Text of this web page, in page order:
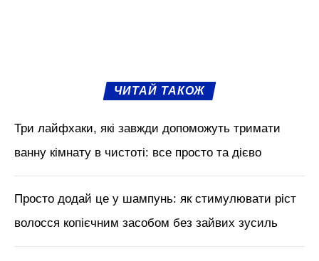
ЧИТАЙ ТАКОЖ
Три лайфхаки, які завжди допоможуть тримати
ванну кімнату в чистоті: все просто та дієво
Просто додай це у шампунь: як стимулювати ріст
волосся копієчним засобом без зайвих зусиль